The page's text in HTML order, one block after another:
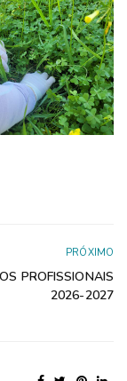
PRÓXIMO
PROFISSIONAIS
2026-2027